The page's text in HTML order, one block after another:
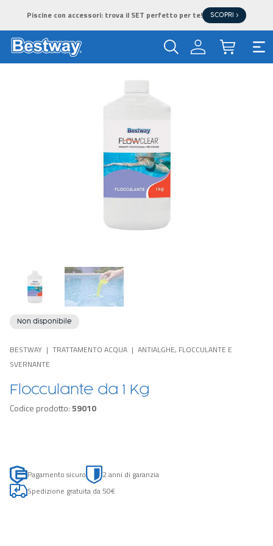
Piscine con accessori: trova il SET perfetto per te! SCOPRI >
Non disponibile
BESTWAY TRATTAMENTO ACQUA
ANTIALGHE, FLOCCULANTE E
SVERNANTE
Flocculante da 1 Kg
Codice prodotto:59010
Pagamento sicuro
2 anni di garanzia
Spedizione gratuita da 50€